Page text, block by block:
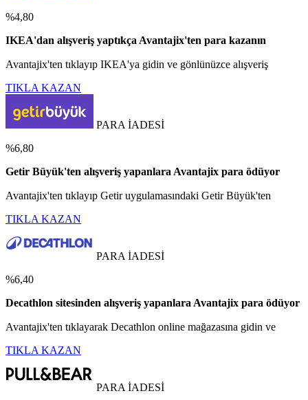
%4,80
IKEA'dan alışveriş yaptıkça Avantajix'ten para kazanın
Avantajix'ten tıklayıp IKEA'ya gidin ve gönlünüzce alışveriş
TIKLA KAZAN
PARA İADESİ
%6,80
Getir Büyük'ten alışveriş yapanlara Avantajix para ödüyor
Avantajix'ten tıklayıp Getir uygulamasındaki Getir Büyük'ten
TIKLA KAZAN
PARA İADESİ
%6,40
Decathlon sitesinden alışveriş yapanlara Avantajix para ödüyor
Avantajix'ten tıklayarak Decathlon online mağazasına gidin ve
TIKLA KAZAN
PARA İADESİ